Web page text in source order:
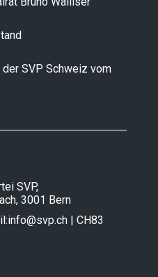
SVP Schweiz vom
SVP,
3001 Bern
info@svp.ch | CH83